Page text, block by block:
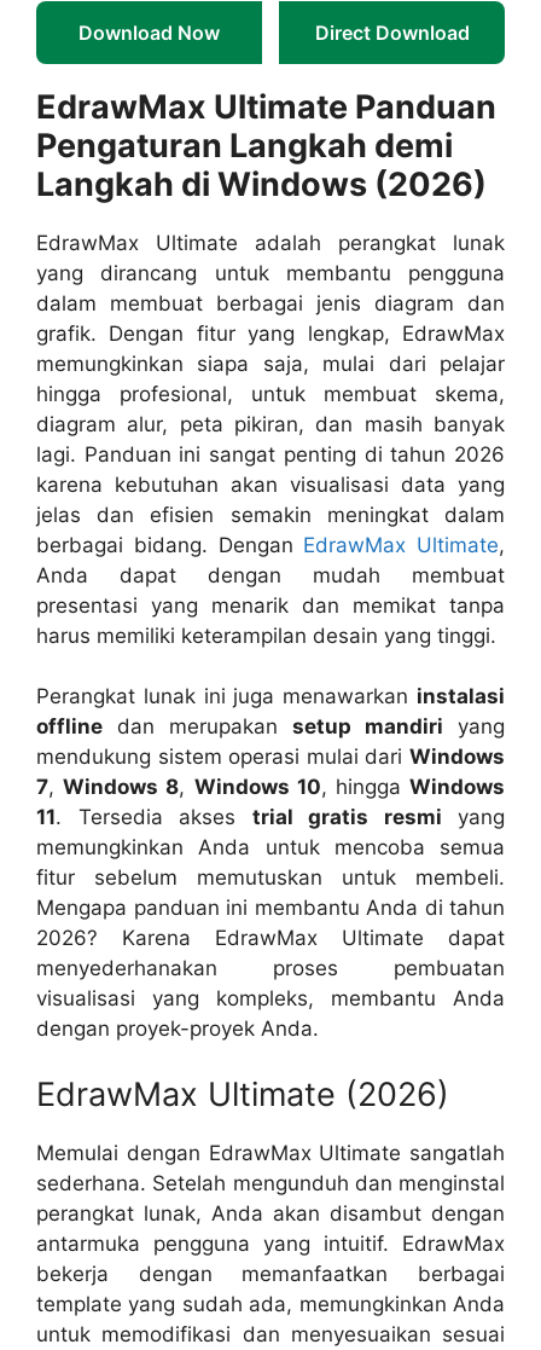
Download Now Direct Download
EdrawMax Ultimate Panduan
Pengaturan Langkah demi
Langkah di Windows (2026)
EdrawMax Ultimate adalah perangkat lunak
yang dirancang untuk membantu pengguna
dalam membuat berbagai jenis diagram dan
grafik. Dengan fitur yang lengkap, EdrawMax
memungkinkan siapa saja, mulai dari pelajar
hingga profesional, untuk membuat skema,
diagram alur, peta pikiran, dan masih banyak
lagi. Panduan ini sangat penting di tahun 2026
karena kebutuhan akan visualisasi data yang
jelas dan efisien semakin meningkat dalam
berbagai bidang. Dengan EdrawMax Ultimate,
Anda dapat dengan mudah membuat
presentasi yang menarik dan memikat tanpa
harus memiliki keterampilan desain yang tinggi.
Perangkat lunak ini juga menawarkan instalasi
offline dan merupakan setup mandiri yang
mendukung sistem operasi mulai dari Windows
7,Windows 8, Windows 10, hinggaWindows
11. Tersedia akses trial gratis resmi yang
memungkinkan Anda untuk mencoba semua
fitur sebelum memutuskan untuk membeli.
Mengapa panduan ini membantu Anda di tahun
2026? Karena EdrawMax Ultimate dapat
menyederhanakan proses pembuatan
visualisasi yang kompleks, membantu Anda
dengan proyek-proyek Anda.
EdrawMax Ultimate (2026)
Memulai dengan EdrawMax Ultimate sangatlah
sederhana. Setelah mengunduh dan menginstal
perangkat lunak, Anda akan disambut dengan
antarmuka pengguna yang intuitif. EdrawMax
bekerja dengan memanfaatkan berbagai
template yang sudah ada, memungkinkan Anda
untuk memodifikasi dan menyesuaikan sesuai